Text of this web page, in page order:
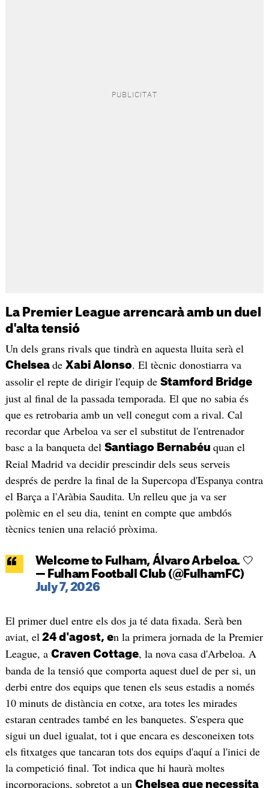
La Premier League arrencarà amb un duel
d'alta tensió
Un dels grans rivals que tindrà en aquesta lluita serà el
Chelsea de Xabi Alonso. El tècnic donostiarra va
assolir el repte de dirigir l'equip de Stamford Bridge
just al final de la passada temporada. El que no sabia és
que es retrobaria amb un vell conegut com a rival. Cal
recordar que Arbeloa va ser el substitut de l'entrenador
basc a la banqueta del Santiago Bernabéu quan el
Reial Madrid va decidir prescindir dels seus serveis
després de perdre la final de la Supercopa d'Espanya contra
el Barça a l'Aràbia Saudita. Un relleu que ja va ser
polèmic en el seu dia, tenint en compte que ambdós
tècnics tenien una relació pròxima.
Welcome to Fulham, Álvaro Arbeloa. 🤍
— Fulham Football Club (@FulhamFC)
July 7, 2026
El primer duel entre els dos ja té data fixada. Serà ben
aviat, el 24 d'agost, en la primera jornada de la Premier
League, a Craven Cottage, la nova casa d'Arbeloa. A
banda de la tensió que comporta aquest duel de per si, un
derbi entre dos equips que tenen els seus estadis a només
10 minuts de distància en cotxe, ara totes les mirades
estaran centrades també en les banquetes. S'espera que
sigui un duel igualat, tot i que encara es desconeixen tots
els fitxatges que tancaran tots dos equips d'aquí a l'inici de
la competició final. Tot indica que hi haurà moltes
incorporacions, sobretot a un Chelsea que necessita